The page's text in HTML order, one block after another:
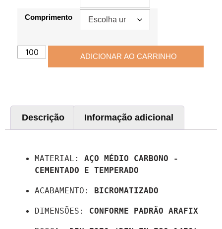
Comprimento
ADICIONAR AO CARRINHO
Descrição Informação adicional
MATERIAL: AÇO MÉDIO CARBONO -
CEMENTADO E TEMPERADO
ACABAMENTO: BICROMATIZADO
DIMENSÕES: CONFORME PADRÃO ARAFIX